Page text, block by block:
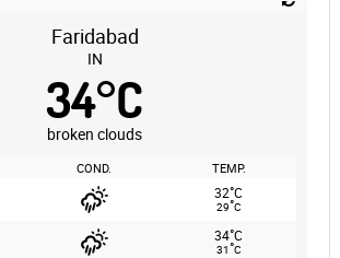
Faridabad
IN
34°C
broken clouds
COND. TEMP.
32°C
29°C
34°C
31°C